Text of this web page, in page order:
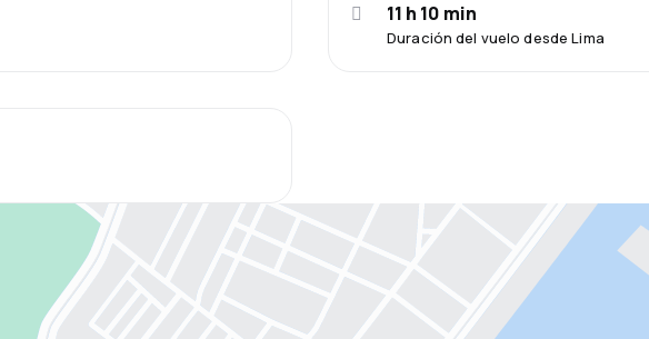
Duración del vuelo desde Lima
11 h 10 min